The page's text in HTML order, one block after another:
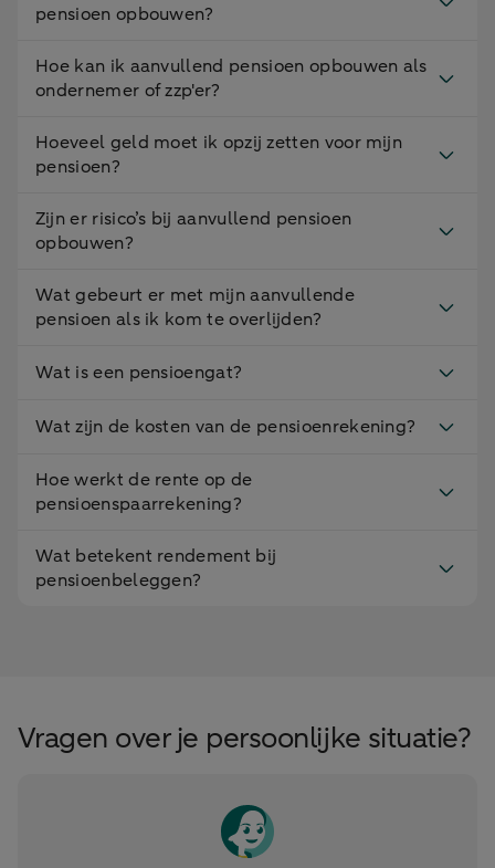
pensioen opbouwen?
Hoe kan ik aanvullend pensioen opbouwen als
ondernemer of zzp'er?
Hoeveel geld moet ik opzij zetten voor mijn
pensioen?
Zijn er risico’s bij aanvullend pensioen
opbouwen?
Wat gebeurt er met mijn aanvullende
pensioen als ik kom te overlijden?
Wat is een pensioengat?
Wat zijn de kosten van de pensioenrekening?
Hoe werkt de rente op de
pensioenspaarrekening?
Wat betekent rendement bij
pensioenbeleggen?
Vragen over je persoonlijke situatie?